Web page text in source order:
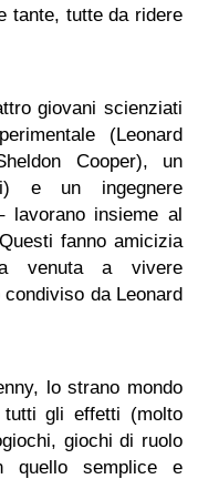
tante, tutte da ridere
giovani scienziati
(Leonard
Cooper), un
e un ingegnere
lavorano insieme al
fanno amicizia
venuta a vivere
condiviso da Leonard
lo strano mondo
gli effetti (molto
giochi di ruolo
quello semplice e